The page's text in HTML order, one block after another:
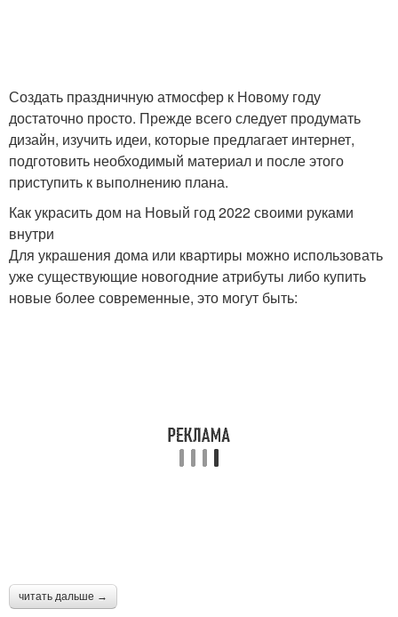
Создать праздничную атмосфер к Новому году
достаточно просто. Прежде всего следует продумать
дизайн, изучить идеи, которые предлагает интернет,
подготовить необходимый материал и после этого
приступить к выполнению плана.
Как украсить дом на Новый год 2022 своими руками
внутри
Для украшения дома или квартиры можно использовать
уже существующие новогодние атрибуты либо купить
новые более современные, это могут быть:
читать дальше →